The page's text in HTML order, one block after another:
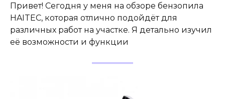
Привет! Сегодня у меня на обзоре бензопила
HAITEC, которая отлично подойдёт для
различных работ на участке. Я детально изучил
её возможности и функции